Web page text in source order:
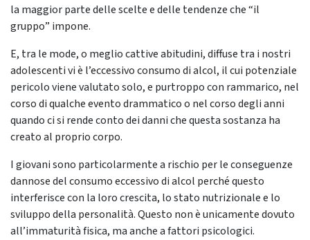
la maggior parte delle scelte e delle tendenze che “il
gruppo” impone.
E, tra le mode, o meglio cattive abitudini, diffuse tra i nostri
adolescenti vi è l’eccessivo consumo di alcol, il cui potenziale
pericolo viene valutato solo, e purtroppo con rammarico, nel
corso di qualche evento drammatico o nel corso degli anni
quando ci si rende conto dei danni che questa sostanza ha
creato al proprio corpo.
I giovani sono particolarmente a rischio per le conseguenze
dannose del consumo eccessivo di alcol perché questo
interferisce con la loro crescita, lo stato nutrizionale e lo
sviluppo della personalità. Questo non è unicamente dovuto
all’immaturità fisica, ma anche a fattori psicologici.